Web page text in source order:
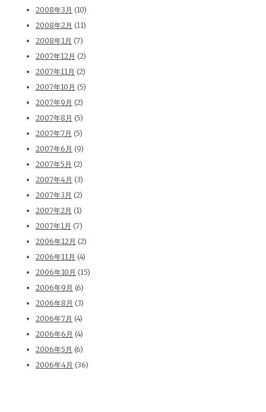
2008年3月 (10)
2008年2月 (11)
2008年1月 (7)
2007年12月 (2)
2007年11月 (2)
2007年10月 (5)
2007年9月 (2)
2007年8月 (5)
2007年7月 (5)
2007年6月 (9)
2007年5月 (2)
2007年4月 (3)
2007年3月 (2)
2007年2月 (1)
2007年1月 (7)
2006年12月 (2)
2006年11月 (4)
2006年10月 (15)
2006年9月 (6)
2006年8月 (3)
2006年7月 (4)
2006年6月 (4)
2006年5月 (6)
2006年4月 (36)